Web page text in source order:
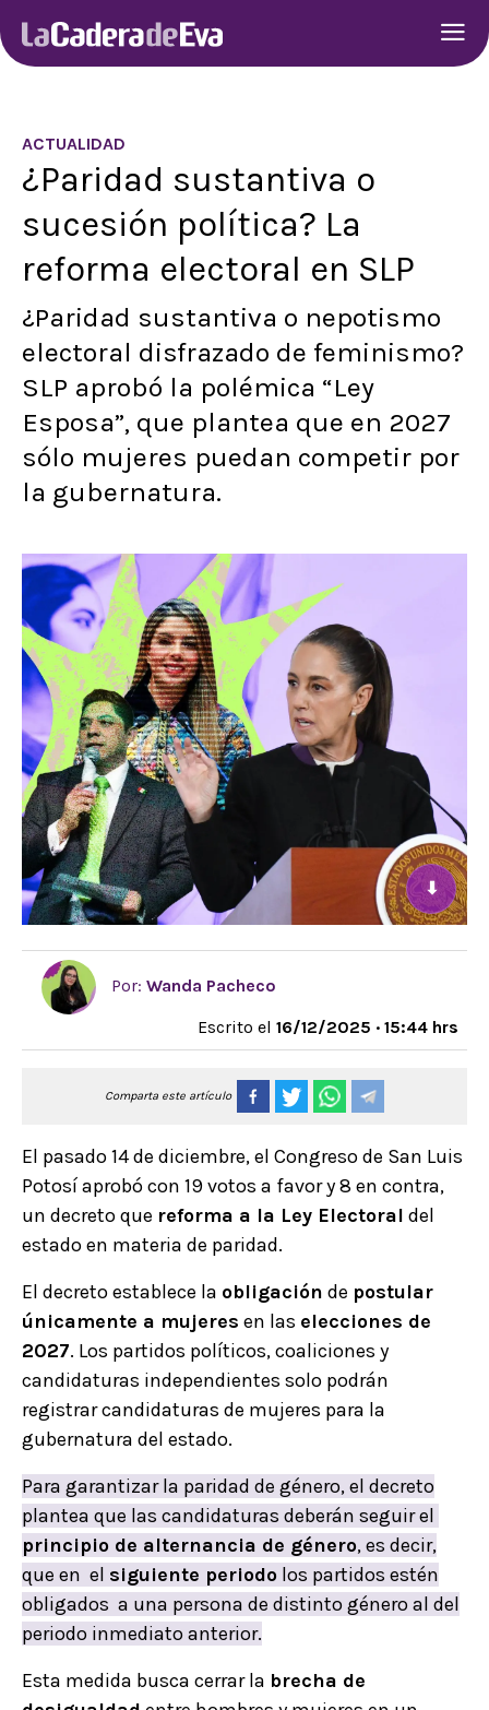
ACTUALIDAD
¿Paridad sustantiva o
sucesión política? La
reforma electoral en SLP
¿Paridad sustantiva o nepotismo
electoral disfrazado de feminismo?
SLP aprobó la polémica “Ley
Esposa”, que plantea que en 2027
sólo mujeres puedan competir por
la gubernatura.
⬇
Por: Wanda Pacheco
Escrito el 16/12/2025 · 15:44 hrs
Comparta este artículo
El pasado 14 de diciembre, el Congreso de San Luis
Potosí aprobó con 19 votos a favor y 8 en contra,
un decreto que reforma a la Ley Electoral del
estado en materia de paridad.
El decreto establece la obligación de postular
únicamente a mujeres en las elecciones de
2027. Los partidos políticos, coaliciones y
candidaturas independientes solo podrán
registrar candidaturas de mujeres para la
gubernatura del estado.
Para garantizar la paridad de género, el decreto
plantea que las candidaturas deberán seguir el
principio de alternancia de género, es decir,
que en el siguiente periodo los partidos estén
obligados a una persona de distinto género al del
periodo inmediato anterior.
Esta medida busca cerrar la brecha de